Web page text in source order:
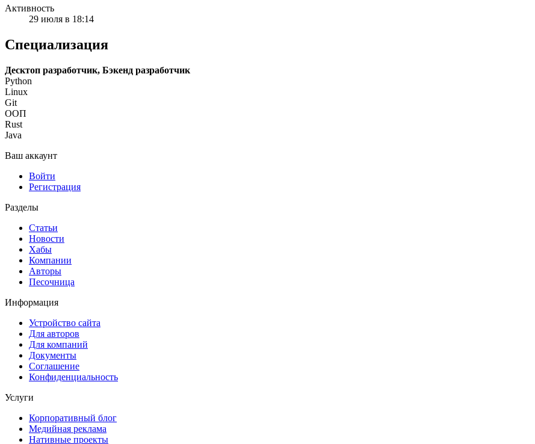
Активность
29 июля в 18:14
Специализация
Десктоп разработчик, Бэкенд разработчик
Python
Linux
Git
ООП
Rust
Java
Ваш аккаунт
Войти
Регистрация
Разделы
Статьи
Новости
Хабы
Компании
Авторы
Песочница
Информация
Устройство сайта
Для авторов
Для компаний
Документы
Соглашение
Конфиденциальность
Услуги
Корпоративный блог
Медийная реклама
Нативные проекты